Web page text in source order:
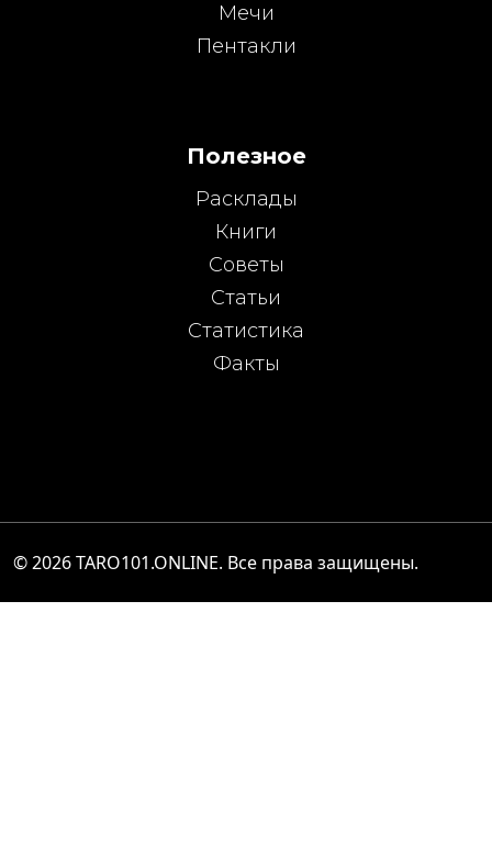
Мечи
Пентакли
Полезное
Расклады
Книги
Советы
Статьи
Статистика
Факты
© 2026TARO101.ONLINE. Все права защищены.